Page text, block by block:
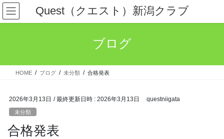
コ
ン
テ
ス
ナ
ビ
ゲ
ン
Quest（クエスト）新潟クラブ
ブログ
HOME ブログ 未分類 合格発表
2026年3月13日 / 最終更新日時 : 2026年3月13日 questniigata
未分類
合格発表